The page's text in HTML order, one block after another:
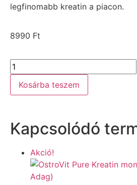
legfinomabb kreatin a piacon.
8990 Ft
Kosárba teszem
Kapcsolódó
Akció!